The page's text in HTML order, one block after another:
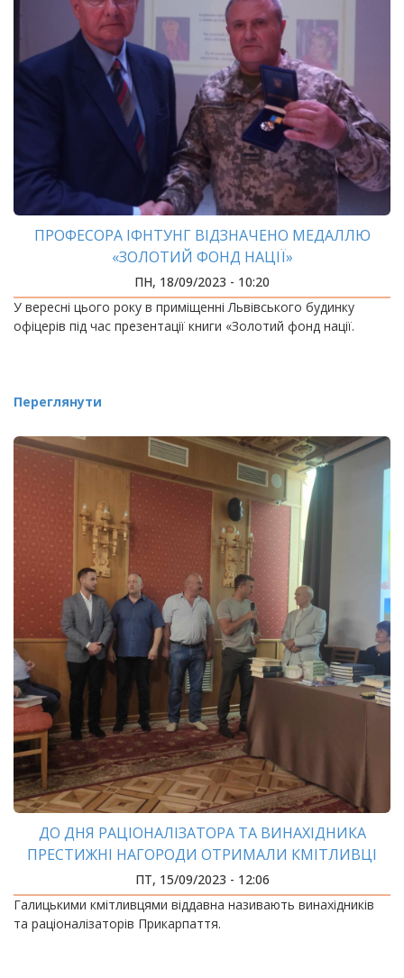
ПРОФЕСОРА ІФНТУНГ ВІДЗНАЧЕНО МЕДАЛЛЮ
«ЗОЛОТИЙ ФОНД НАЦІЇ»
ПН, 18/09/2023 - 10:20
У вересні цього року в приміщенні Львівського будинку
офіцерів під час презентації книги «Золотий фонд нації.
Переглянути
ДО ДНЯ РАЦІОНАЛІЗАТОРА ТА ВИНАХІДНИКА
ПРЕСТИЖНІ НАГОРОДИ ОТРИМАЛИ КМІТЛИВЦІ
ІФНТУНГ
ПТ, 15/09/2023 - 12:06
Галицькими кмітливцями віддавна називають винахідників
та раціоналізаторів Прикарпаття.